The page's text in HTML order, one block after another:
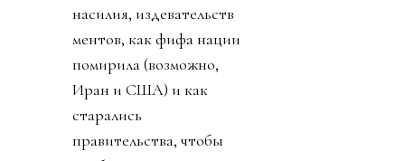
насилия, издевательств
ментов, как фифа нации
помирила (возможно,
Иран и США) и как
старались
правительства, чтобы